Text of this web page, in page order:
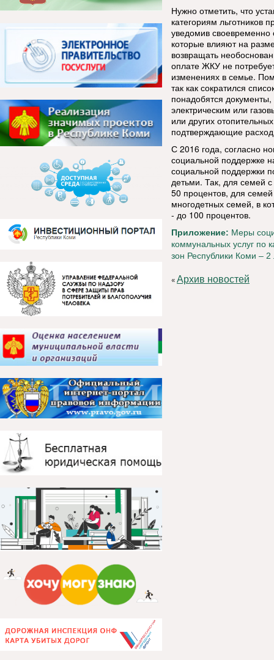
Нужно отметить, что
категориям льготников
уведомив своевременно
которые влияют на
возвращать
оплате ЖКУ не
изменениях в семье.
так как сократился
понадобятся
электрическим или
или других
подтверждающие
С 2016 года, согласно
социальной поддержке
социальной поддержки
детьми. Так, для семей
50 процентов, для
многодетных семей, в
- до 100 процентов.
Приложение: Меры
коммунальных услуг по
зон Республики Коми – 2
«Архив новостей